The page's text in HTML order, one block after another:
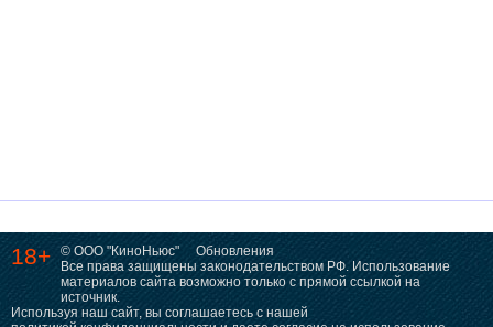
18+ © ООО "КиноНьюс"
Обновления
Все права защищены законодательством РФ. Использование
материалов сайта возможно только с прямой ссылкой на
источник.
Используя наш сайт, вы соглашаетесь с нашей